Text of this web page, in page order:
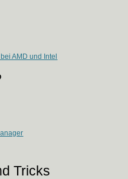
AMD und Intel
Tricks